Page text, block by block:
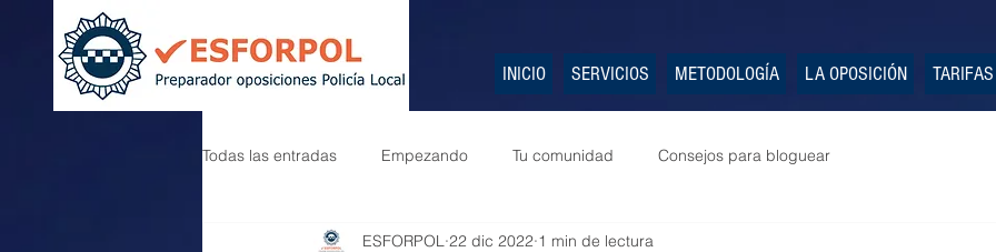
INICIO SERVICIOS METODOLOGÍA LA OPOSICIÓN TARIFAS
Todas las entradas Empezando Tu comunidad Consejos para bloguear
ESFORPOL 22 dic 2022 1 min de lectura